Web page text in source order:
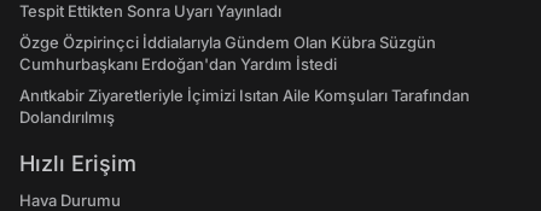
Tespit Ettikten Sonra Uyarı Yayınladı
Özge Özpirinçci İddialarıyla Gündem Olan Kübra Süzgün
Cumhurbaşkanı Erdoğan'dan Yardım İstedi
Anıtkabir Ziyaretleriyle İçimizi Isıtan Aile Komşuları Tarafından
Dolandırılmış
Hızlı Erişim
Hava Durumu